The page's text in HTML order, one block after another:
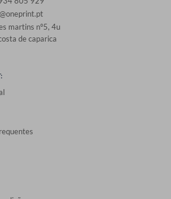
martins nº5, 4u
de caparica